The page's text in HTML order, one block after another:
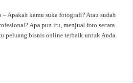
Apakah kamu suka fotografi? Atau sudah
Apa pun itu, menjual foto secara
peluang bisnis online terbaik untuk Anda.